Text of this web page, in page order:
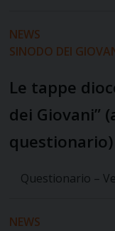
NEWS
SINODO DEI
Le tappe
dei Giovani”
questionario)
Questionario –
NEWS